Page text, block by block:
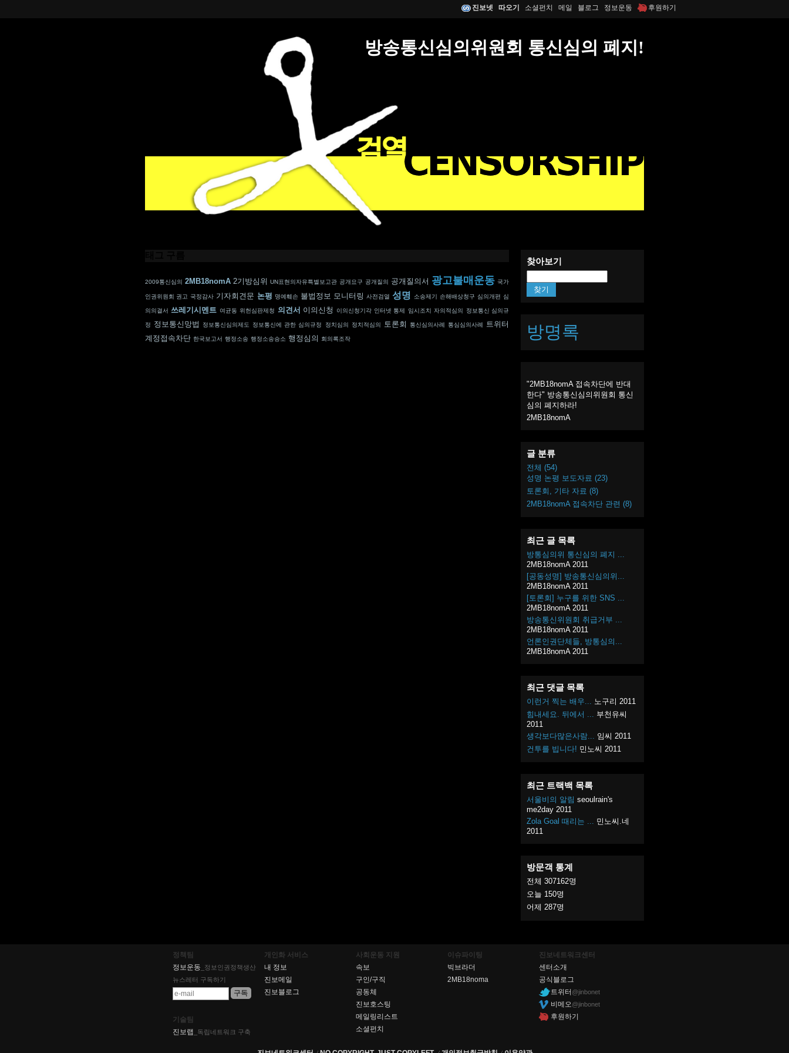
진보넷 따오기 소셜펀치 메일 블로그 정보운동 후원하기
방송통신심의위원회 통신심의 폐지!
2009통신심의 2MB18nomA 2기방심위 UN표현의자유특별보고관 공개요구 공개질의 공개질의서 광고불매운동 국가
인권위원회 권고 국정감사 기자회견문 논평 명예훼손 불법정보 모니터링 사전검열 성명 소송제기 손해배상청구 심의개편 심
의의결서 쓰레기시멘트 여균동 위헌심판제청 의견서 이의신청 이의신청기각 인터넷 통제 임시조치 자의적심의 정보통신 심의규
정 정보통신망법 정보통신심의제도 정보통신에 관한 심의규정 정치심의 정치적심의 토론회 통신심의사례 통심심의사례
트위터
계정접속차단 한국보고서 행정소송 행정소송승소 행정심의 회의록조작
찾아보기
방명록
"2MB18nomA 접속차단에 반대
한다" 방송통신심의위원회 통신
심의 폐지하라!
2MB18nomA
글 분류
전체 (54)
성명 논평 보도자료 (23)
토론회, 기타 자료 (8)
2MB18nomA 접속차단 관련 (8)
최근 글 목록
방통심의위 통신심의 폐지 ...
2MB18nomA 2011
[공동성명] 방송통신심의위...
2MB18nomA 2011
[토론회] 누구를 위한 SNS ...
2MB18nomA 2011
방송통신위원회 취급거부 ...
2MB18nomA 2011
언론인권단체들, 방통심의...
2MB18nomA 2011
최근 댓글 목록
이런거 찍는 배우... 노구리 2011
힘내세요. 뒤에서 ...
부천유씨
2011
생각보다많은사람...
임씨 2011
건투를 빕니다! 민노씨 2011
최근 트랙백 목록
서울비의 알림 seoulrain's
me2day 2011
Zola Goal 때리는 ... 민노씨.네
2011
방문객 통계
전체 307162명
오늘 150명
어제 287명
정책팀
정보운동 _정보인권정책생산
뉴스레터 구독하기
기술팀
진보랩
_독립네트워크 구축
개인화 서비스
내 정보
진보메일
진보블로그
사회운동 지원
속보
구인/구직
공동체
진보호스팅
메일링리스트
소셜펀치
이슈파이팅
빅브라더
2MB18noma
진보네트워크센터
센터소개
공식블로그
트위터 @jinbonet
비메오@jinbonet
후원하기